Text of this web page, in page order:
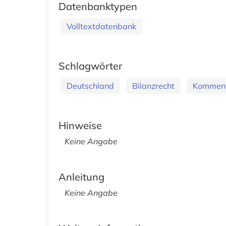
Datenbanktypen
Volltextdatenbank
Schlagwörter
Deutschland Bilanzrecht
Hinweise
Keine Angabe
Anleitung
Keine Angabe